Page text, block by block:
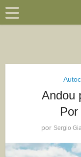
Andou
por Sergio